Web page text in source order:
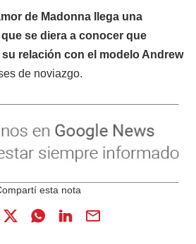
de Madonna llega una
se diera a conocer que
relación con el modelo Andrew
de noviazgo.